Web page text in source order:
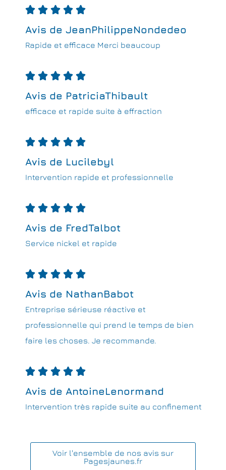
    
Avis de JeanPhilippeNondedeo
Rapide et efficace Merci beaucoup
    
Avis de PatriciaThibault
efficace et rapide suite à effraction
    
Avis de Lucilebyl
Intervention rapide et professionnelle
    
Avis de FredTalbot
Service nickel et rapide
    
Avis de NathanBabot
Entreprise sérieuse réactive et
professionnelle qui prend le temps de bien
faire les choses. Je recommande.
    
Avis de AntoineLenormand
Intervention très rapide suite au confinement
Voir l'ensemble de nos avis sur
Pagesjaunes.fr